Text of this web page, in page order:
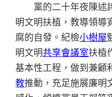
黨的二十年夜陳述
明文明扶植，教導領導
腐的自發。紀檢小樹屋
明文明共享會議室扶植
基本性工程，做到兼顧
教推動，充足施展廉明